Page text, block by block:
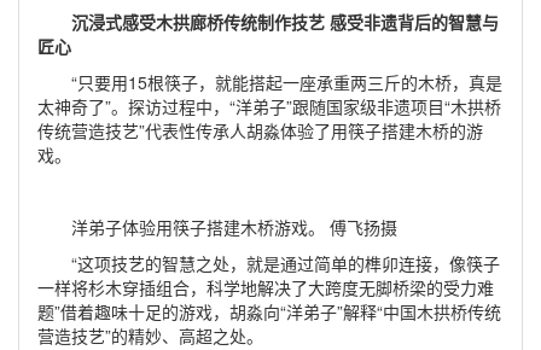
沉浸式感受木拱廊桥传统制作技艺 感受非遗背后的智慧与
匠心
“只要用15根筷子，就能搭起一座承重两三斤的木桥，真是
太神奇了”。探访过程中，“洋弟子”跟随国家级非遗项目“木拱桥
传统营造技艺”代表性传承人胡淼体验了用筷子搭建木桥的游
戏。
洋弟子体验用筷子搭建木桥游戏。 傅飞扬摄
“这项技艺的智慧之处，就是通过简单的榫卯连接，像筷子
一样将杉木穿插组合，科学地解决了大跨度无脚桥梁的受力难
题”借着趣味十足的游戏，胡淼向“洋弟子”解释“中国木拱桥传统
营造技艺”的精妙、高超之处。